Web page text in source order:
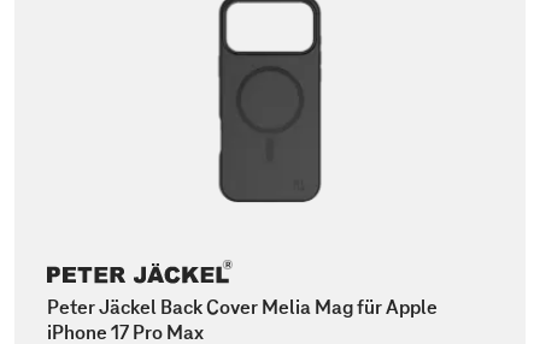
Peter Jäckel Back Cover Melia Mag für Apple
iPhone 17 Pro Max